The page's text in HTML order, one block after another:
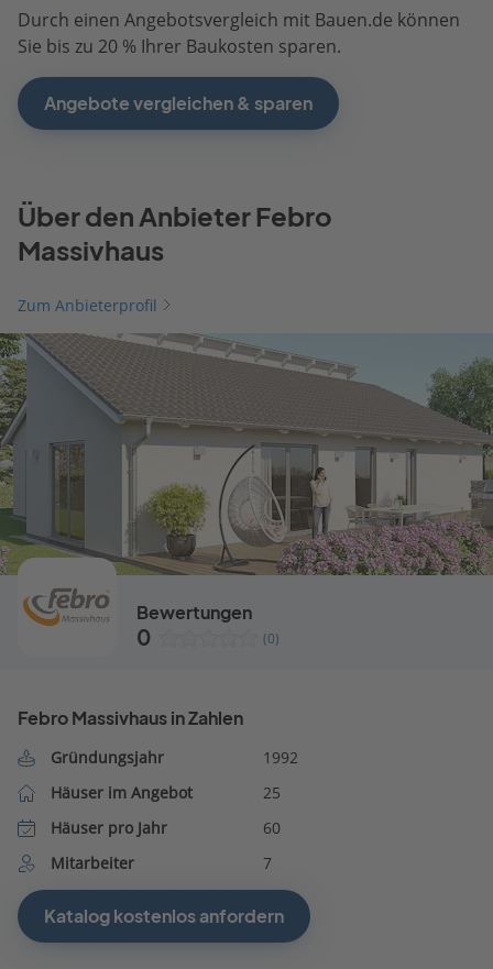
Durch einen Angebotsvergleich mit Bauen.de können
Sie bis zu 20 % Ihrer Baukosten sparen.
Angebote vergleichen & sparen
Über den Anbieter Febro
Massivhaus
Zum Anbieterprofil
Bewertungen
0 (0)
Febro Massivhaus in Zahlen
Gründungsjahr
1992
Häuser im Angebot
25
Häuser pro Jahr
60
Mitarbeiter
7
Katalog kostenlos anfordern